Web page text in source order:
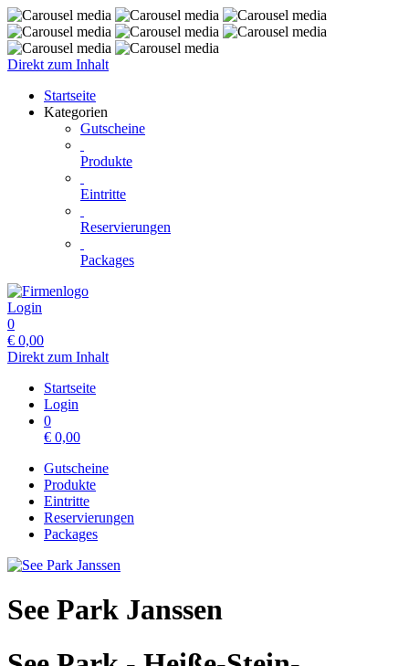
Direkt zum Inhalt
Startseite
Kategorien
Gutscheine
Produkte
Eintritte
Reservierungen
Packages
Login
0
€ 0,00
Direkt zum Inhalt
Startseite
Login
0
€ 0,00
Gutscheine
Produkte
Eintritte
Reservierungen
Packages
See Park Janssen